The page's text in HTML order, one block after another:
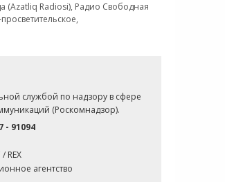
(Azatliq Radiosi), Радио Свободная
службой по надзору в сфере
(Роскомнадзор).
91094
REX
агентство